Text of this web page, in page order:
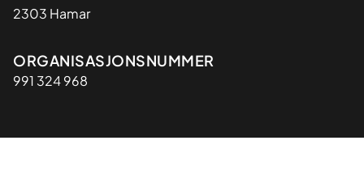
2303 Hamar
Organisasjon
ORGANISASJONSNUMMER
991 324 968